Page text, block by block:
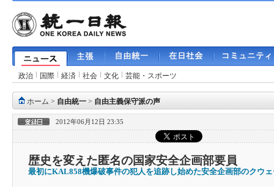
政治 国際 経済 社会 文化 芸能・スポーツ
ホーム > 自由統一 > 自由主義保守派の声
2012年06月12日 23:35
歴史を変えた匿名の国家安全企画部要員
最初にKAL858機爆破事件の犯人を追跡し始めた安全企画部のクウ